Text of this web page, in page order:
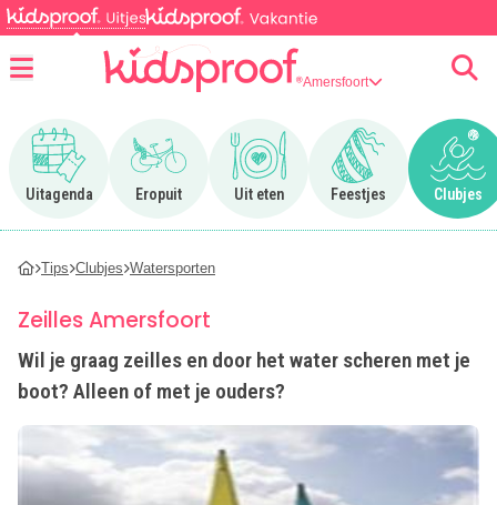
Amersfoort
Uitagenda
Ga naar Uitagenda
Eropuit
Ga naar Eropuit
Uit eten
Ga naar Uit eten
Feestjes
Ga naar Feestjes
Clubjes
Ga
Tips Clubjes Watersporten
Zeilles Amersfoort
Wil je graag zeilles en door het water scheren met je
boot? Alleen of met je ouders?